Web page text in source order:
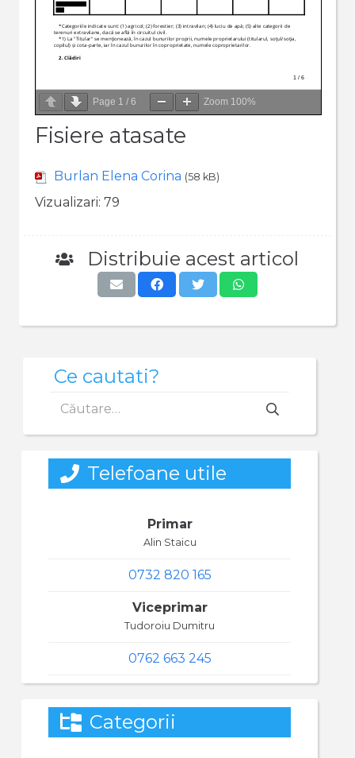
Page 1 / 6 Zoom 100%
Fisiere atasate
Burlan Elena Corina (58 kB)
Vizualizari: 79
Distribuie acest articol
Ce cautati?
după:
Telefoane utile
Primar
Alin Staicu
0732 820 165
Viceprimar
Tudoroiu Dumitru
0762 663 245
Categorii